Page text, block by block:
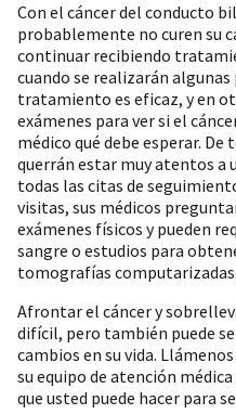
Con el cáncer del conducto
probablemente no curen su
continuar recibiendo
cuando se realizarán algunas
tratamiento es eficaz, y en
exámenes para ver si el
médico qué debe esperar.
querrán estar muy atentos a
todas las citas de
visitas, sus médicos
exámenes físicos y pueden
sangre o estudios para
tomografías computarizadas.
Afrontar el cáncer y
difícil, pero también puede
cambios en su vida.
su equipo de atención
que usted puede hacer para